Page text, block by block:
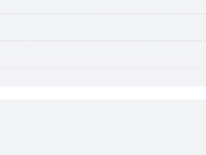
между любыми двумя